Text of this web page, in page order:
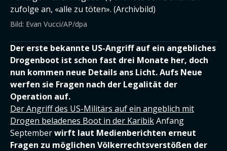
zufolge an, «alle zu töten». (Archivbild)
Bild: Evan Vucci/AP/dpa
Der erste bekannte US-Angriff auf ein angebliches
Drogenboot ist schon fast drei Monate her, doch
nun kommen neue Details ans Licht. Aufs Neue
werfen sie Fragen nach der Legalität der
Operation auf.
Der Angriff des US-Militärs auf ein angeblich mit
Drogen beladenes Boot in der KaribikAnfang
Septemberwirft laut Medienberichten erneut
Fragen zu möglichen Völkerrechtsverstößen der